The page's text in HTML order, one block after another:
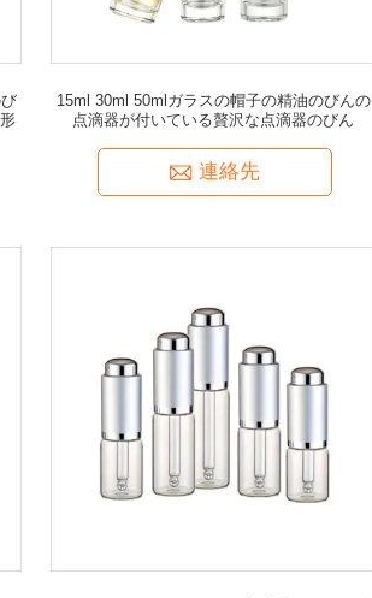
15ml 30ml 50mlガラスの帽子の精油のびんの
点滴器が付いている贅沢な点滴器のびん
連絡先